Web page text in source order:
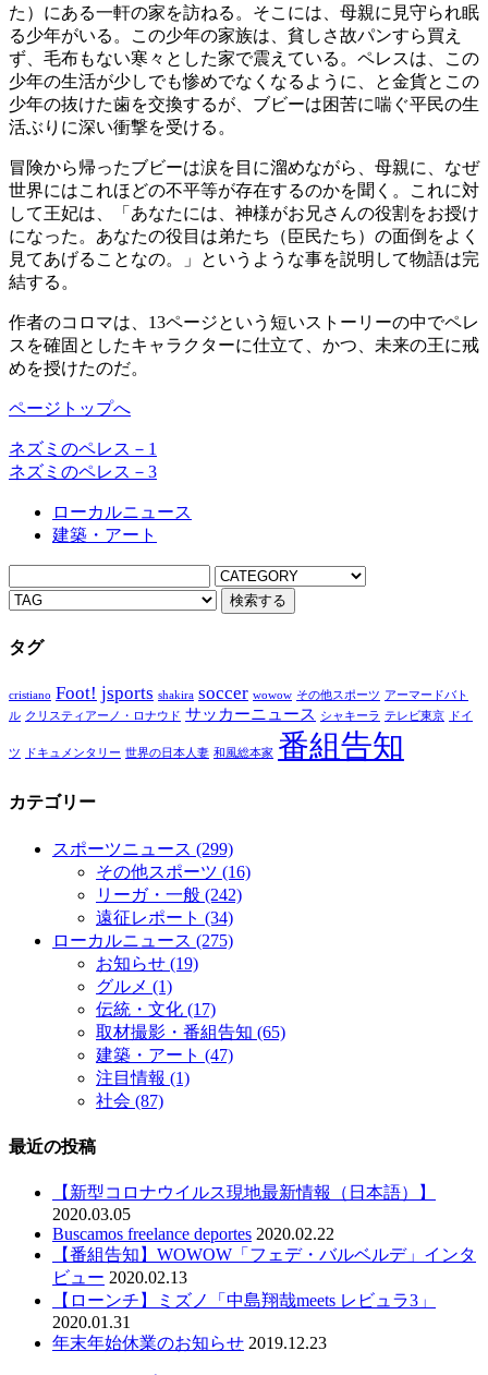
た）にある一軒の家を訪ねる。そこには、母親に見守られ眠
る少年がいる。この少年の家族は、貧しさ故パンすら買え
ず、毛布もない寒々とした家で震えている。ペレスは、この
少年の生活が少しでも惨めでなくなるように、と金貨とこの
少年の抜けた歯を交換するが、ブビーは困苦に喘ぐ平民の生
活ぶりに深い衝撃を受ける。
冒険から帰ったブビーは涙を目に溜めながら、母親に、なぜ
世界にはこれほどの不平等が存在するのかを聞く。これに対
して王妃は、「あなたには、神様がお兄さんの役割をお授け
になった。あなたの役目は弟たち（臣民たち）の面倒をよく
見てあげることなの。」というような事を説明して物語は完
結する。
作者のコロマは、13ページという短いストーリーの中でペレ
スを確固としたキャラクターに仕立て、かつ、未来の王に戒
めを授けたのだ。
ページトップへ
ネズミのペレス－1
ネズミのペレス－3
ローカルニュース
建築・アート
タグ
cristiano Foot! jsports shakira soccer wowow その他スポーツ アーマードバト
ル クリスティアーノ・ロナウド サッカーニュース シャキーラ テレビ東京 ドイ
ツ ドキュメンタリー 世界の日本人妻 和風総本家 番組告知
カテゴリー
スポーツニュース (299)
その他スポーツ (16)
リーガ・一般 (242)
遠征レポート (34)
ローカルニュース (275)
お知らせ (19)
グルメ (1)
伝統・文化 (17)
取材撮影・番組告知 (65)
建築・アート (47)
注目情報 (1)
社会 (87)
最近の投稿
【新型コロナウイルス現地最新情報（日本語）】
2020.03.05
Buscamos freelance deportes 2020.02.22
【番組告知】WOWOW「フェデ・バルベルデ」インタ
ビュー 2020.02.13
【ローンチ】ミズノ「中島翔哉meets レビュラ3」
2020.01.31
年末年始休業のお知らせ 2019.12.23